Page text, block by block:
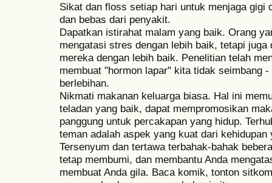
Sikat dan floss setiap hari untuk menjaga gigi
dan bebas dari penyakit.
Dapatkan istirahat malam yang baik. Orang
mengatasi stres dengan lebih baik, tetapi
mereka dengan lebih baik. Penelitian telah
membuat "hormon lapar" kita tidak seimbang
berlebihan.
Nikmati makanan keluarga biasa. Hal ini
teladan yang baik, dapat mempromosikan
panggung untuk percakapan yang hidup.
teman adalah aspek yang kuat dari kehidupan
Tersenyum dan tertawa terbahak-bahak
tetap membumi, dan membantu Anda
membuat Anda gila. Baca komik, tonton